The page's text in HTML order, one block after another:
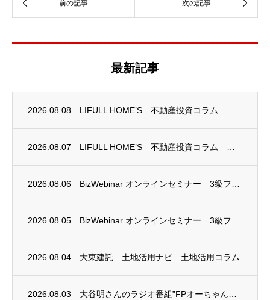
最新記事
2026.08.08 LIFULL HOME’S 不動産投資コラム 掲載のお知らせ
2026.08.07 LIFULL HOME’S 不動産投資コラム 掲載のお知らせ
2026.08.06 BizWebinar オンラインセミナー 3級ファイナンシャル・プランニング技能士試験...
2026.08.05 BizWebinar オンラインセミナー 3級ファイナンシャル・プランニング技能士試験...
2026.08.04 大東建託 土地活用ナビ 土地活用コラム
2026.08.03 大谷明さんのラジオ番組”FPオーちゃんの「マネーのとびら」”に、安田まゆみさんが出演し...